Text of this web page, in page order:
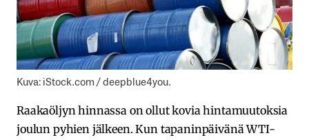
Kuva: iStock.com / deepblue4you.
Raakaöljyn hinnassa on ollut kovia hintamuutoksia
joulun pyhien jälkeen. Kun tapaninpäivänä WTI-